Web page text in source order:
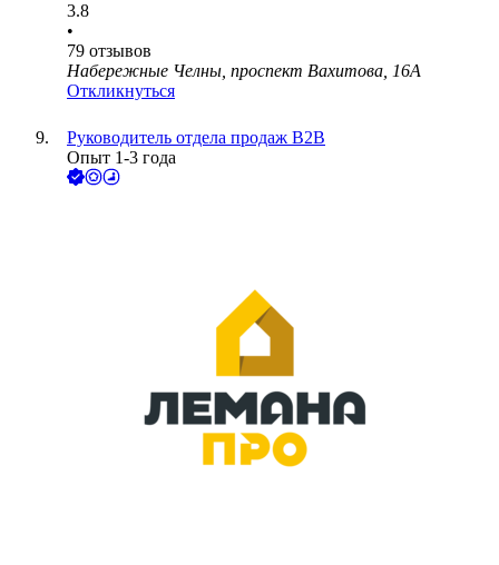
3.8
•
79 отзывов
Набережные Челны, проспект Вахитова, 16А
Откликнуться
Руководитель отдела продаж В2В
Опыт 1-3 года